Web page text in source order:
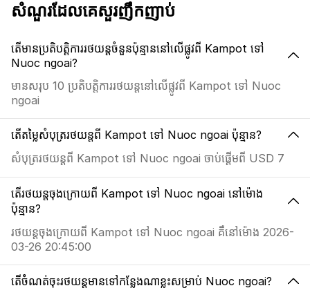
សំណួរដែលគេសួរញឹកញាប់
តើមានប្រតិបត្តិការរថយន្តចំនួនប៉ុន្មាននៅលើផ្លូវពី Kampot ទៅ
Nuoc ngoai?
មានសរុប 10 ប្រតិបត្តិការរថយន្តនៅលើផ្លូវពី Kampot ទៅ Nuoc
ngoai
តើតម្លៃសំបុត្ររថយន្តពី Kampot ទៅ Nuoc ngoai ប៉ុន្មាន?
សំបុត្ររថយន្តពី Kampot ទៅ Nuoc ngoai ចាប់ផ្តើមពី USD 7
តើរថយន្តចុងក្រោយពី Kampot ទៅ Nuoc ngoai នៅម៉ោង
ប៉ុន្មាន?
រថយន្តចុងក្រោយពី Kampot ទៅ Nuoc ngoai គឺនៅម៉ោង 2026-
03-26 20:45:00
តើចំំណត់ចុះរថយន្តមានទៅកន្លែងណាខ្លះសម្រាប់ Nuoc ngoai?